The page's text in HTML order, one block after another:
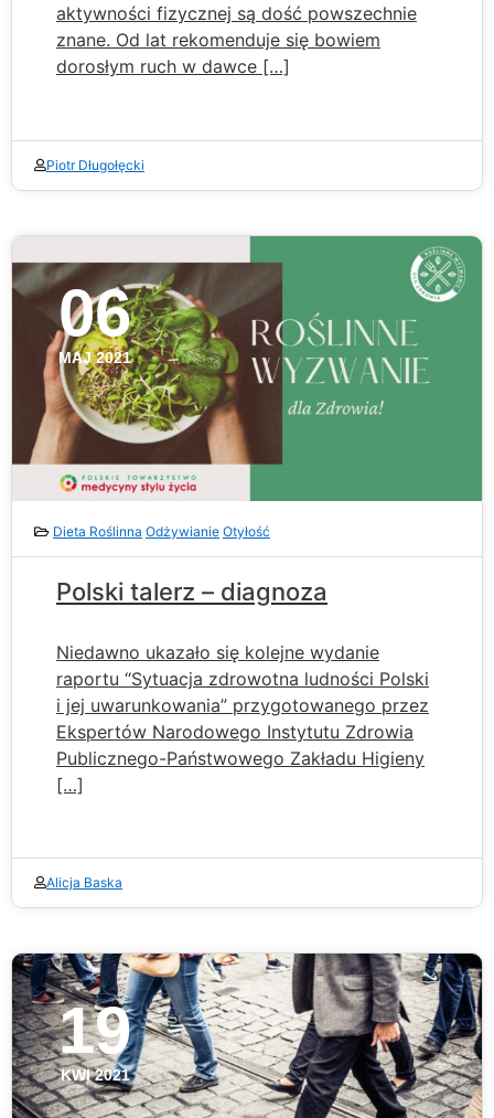
aktywności fizycznej są dość powszechnie
znane. Od lat rekomenduje się bowiem
dorosłym ruch w dawce […]
Piotr Długołęcki
06
MAJ 2021
Dieta Roślinna Odżywianie Otyłość
Polski talerz – diagnoza
Niedawno ukazało się kolejne wydanie
raportu “Sytuacja zdrowotna ludności Polski
i jej uwarunkowania” przygotowanego przez
Ekspertów Narodowego Instytutu Zdrowia
Publicznego-Państwowego Zakładu Higieny
[…]
Alicja Baska
19
KWI 2021